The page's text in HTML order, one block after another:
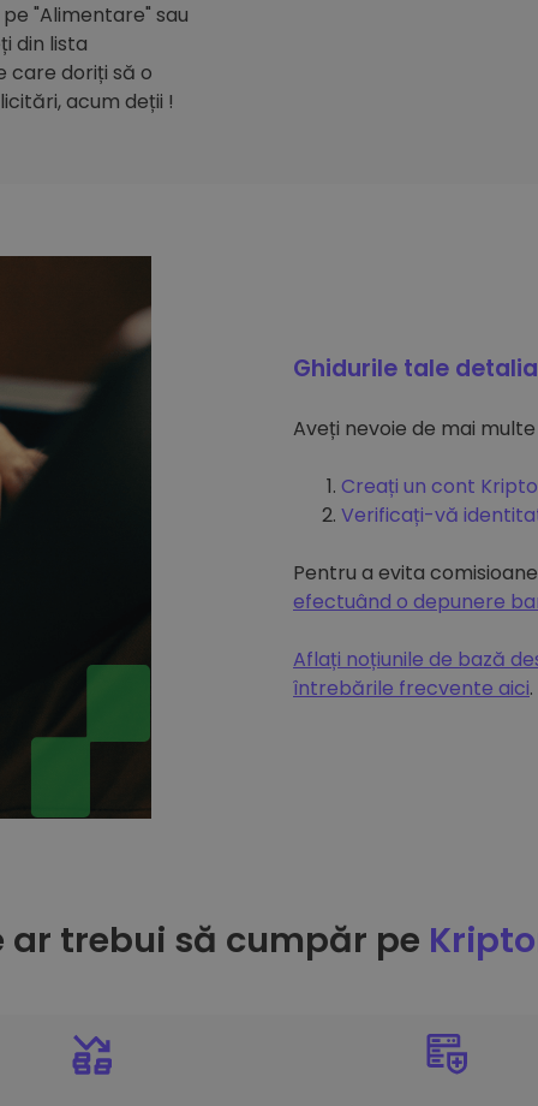
"Alimentare" sau
din lista
care doriți să o
acum deții !
Ghidurile tale
Aveți nevoie de mai
Creați un cont
Verificați-vă
Pentru a evita
efectuând o depunere
Aflați noțiunile de bază
întrebările frecvente aici.
ar trebui să cumpăr pe